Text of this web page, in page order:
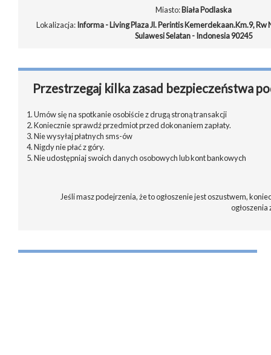
Miasto:Biała Podlaska
Lokalizacja: Informa - Living Plaza Jl. Perintis Kemerdekaan.Km.9, Rw
Sulawesi Selatan - Indonesia 90245
Przestrzegaj kilka zasad bezpieczeństwa
1. Umów się na spotkanie osobiście z drugą stroną transakcji
2. Koniecznie sprawdź przedmiot przed dokonaniem zapłaty.
3. Nie wysyłaj płatnych sms-ów
4. Nigdy nie płać z góry.
5. Nie udostępniaj swoich danych osobowych lub kont bankowych
Jeśli masz podejrzenia, że to ogłoszenie jest oszustwem,